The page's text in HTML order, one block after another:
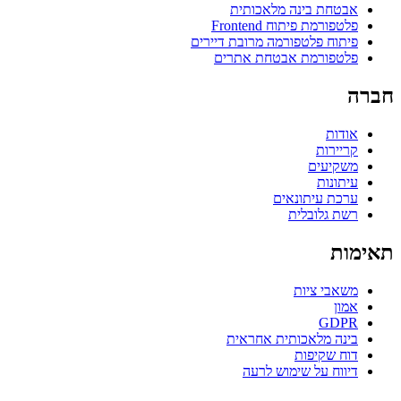
אבטחת בינה מלאכותית
פלטפורמת פיתוח Frontend
פיתוח פלטפורמה מרובת דיירים
פלטפורמת אבטחת אתרים
חברה
אודות
קריירות
משקיעים
עיתונות
ערכת עיתונאים
רשת גלובלית
תאימות
משאבי ציות
אמון
GDPR
בינה מלאכותית אחראית
דוח שקיפות
דיווח על שימוש לרעה